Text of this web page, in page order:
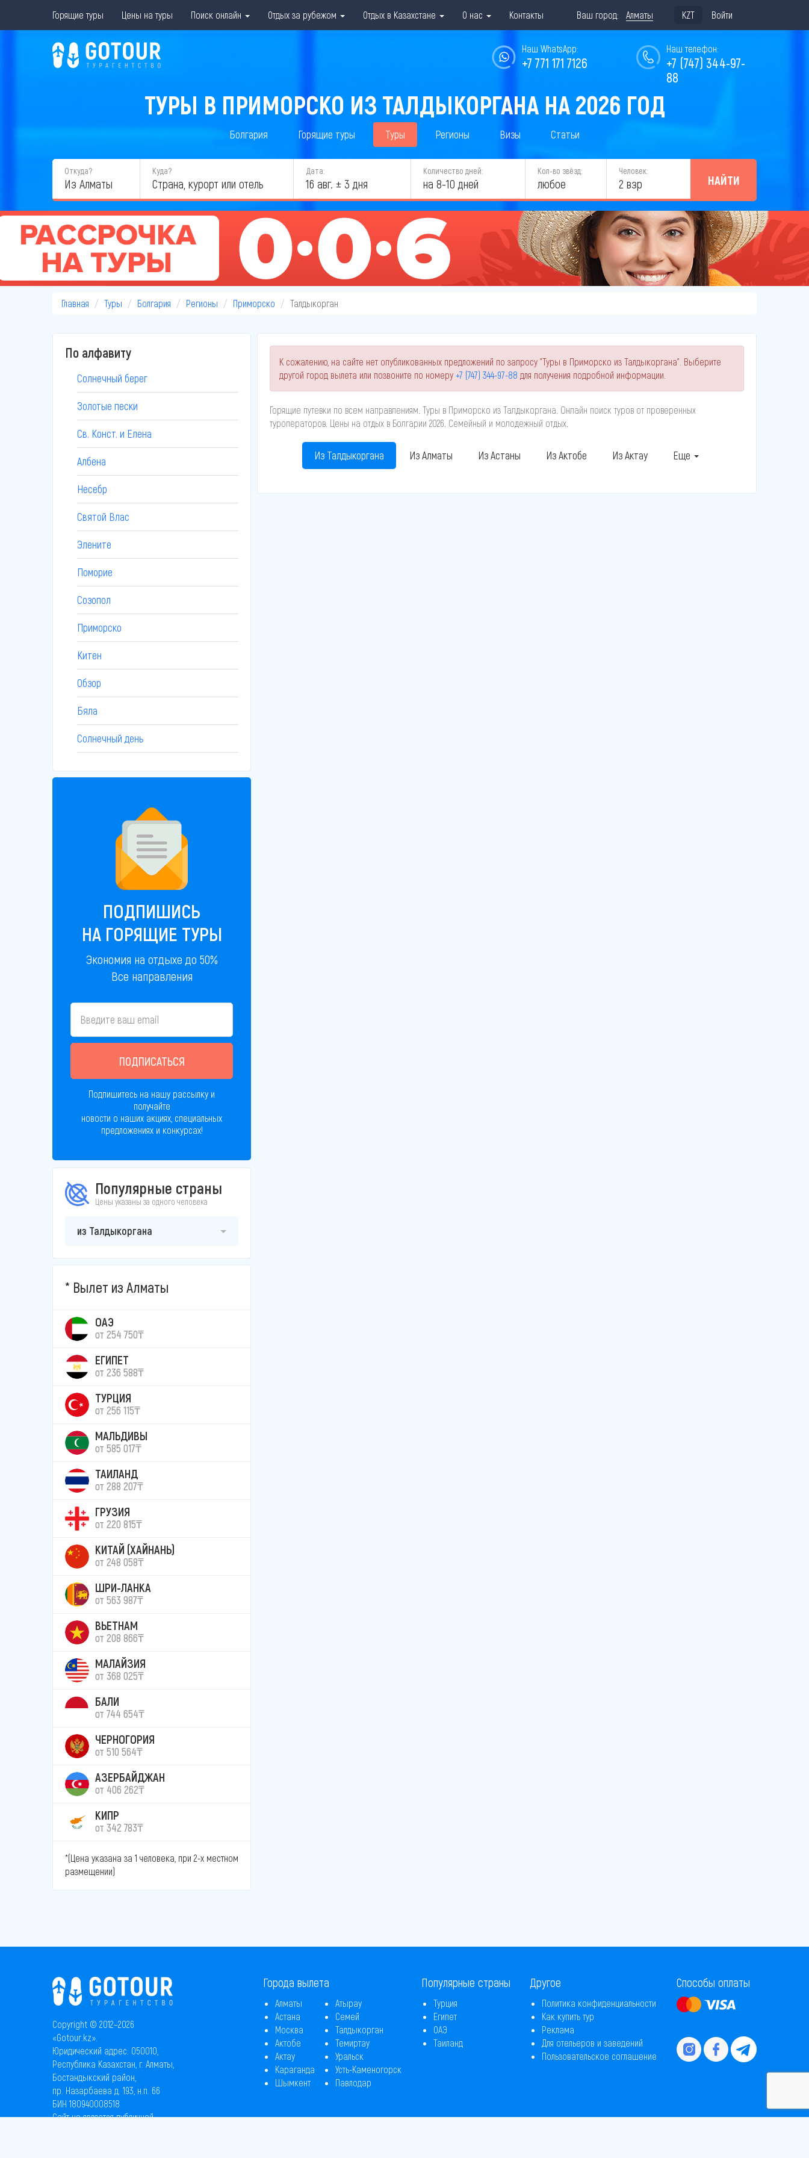
Горящие туры Цены на туры Поиск онлайн Отдых за рубежом Отдых в Казахстане О нас Контакты Ваш город: Алматы KZT Войти
Наш телефон:
+7 (747) 344-97-
88
Наш WhatsApp:
+7 771 171 7126
ТУРЫ В ПРИМОРСКО ИЗ ТАЛДЫКОРГАНА НА 2026 ГОД
Болгария Горящие туры Туры Регионы Визы Статьи
Откуда?
Из Алматы
Куда? Дата:
16 авг. ± 3 дня
Количество дней:
на 8-10 дней
Кол-во звёзд:
любое
Человек:
2 взр НАЙТИ
Главная Туры Болгария Регионы Приморско Талдыкорган
По алфавиту
Солнечный берег
Золотые пески
Св. Конст. и Елена
Албена
Несебр
Святой Влас
Элените
Поморие
Созопол
Приморско
Китен
Обзор
Бяла
Солнечный день
ПОДПИШИСЬ
НА ГОРЯЩИЕ ТУРЫ
Экономия на отдыхе до 50%
Все направления
ПОДПИСАТЬСЯ
Подпишитесь на нашу рассылку и
получайте
новости о наших акциях, специальных
предложениях и конкурсах!
Популярные страны
Цены указаны за одного человека
из Талдыкоргана
Вылет из Алматы
ОАЭ
от 254 750₸
ЕГИПЕТ
от 236 588₸
ТУРЦИЯ
от 256 115₸
МАЛЬДИВЫ
от 585 017₸
ТАИЛАНД
от 288 207₸
ГРУЗИЯ
от 220 815₸
КИТАЙ (ХАЙНАНЬ)
от 248 058₸
ШРИ-ЛАНКА
от 563 987₸
ВЬЕТНАМ
от 208 866₸
МАЛАЙЗИЯ
от 368 025₸
БАЛИ
от 744 654₸
ЧЕРНОГОРИЯ
от 510 564₸
АЗЕРБАЙДЖАН
от 406 262₸
КИПР
от 342 783₸
*(Цена указана за 1 человека, при 2-х местном
размещении)
К сожалению, на сайте нет опубликованных предложений по запросу "Туры в Приморско из Талдыкоргана". Выберите
другой город вылета или позвоните по номеру +7 (747) 344-97-88 для получения подробной информации.
Горящие путевки по всем направлениям. Туры в Приморско из Талдыкоргана. Онлайн поиск туров от проверенных
туроператоров. Цены на отдых в Болгарии 2026. Семейный и молодежный отдых.
Из Талдыкоргана Из Алматы Из Астаны Из Актобе Из Актау Еще
Copyright © 2012–2026
«Gotour.kz».
Юридический адрес: 050010,
Республика Казахстан, г. Алматы,
Бостандыкский район,
пр. Назарбаева д. 193, н.п. 66
БИН 180940008518
Сайт не является публичной
Города вылета
Алматы
Астана
Москва
Актобе
Актау
Караганда
Шымкент
Атырау
Семей
Талдыкорган
Темиртау
Уральск
Усть-Каменогорск
Павлодар
Популярные страны
Турция
Египет
ОАЭ
Таиланд
Другое
Политика конфиденциальности
Как купить тур
Реклама
Для отельеров и заведений
Пользовательское соглашение
Способы оплаты